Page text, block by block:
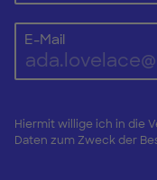
E-Mail
Hiermit willige ich in die
Daten zum Zweck der